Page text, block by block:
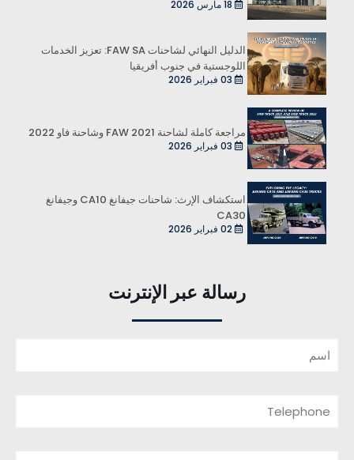
الدليل النهائي لشاحنات FAW SA: تعزيز الخدمات
اللوجستية في جنوب أفريقيا
مراجعة كاملة لشاحنة FAW 2021 وشاحنة فاو 2022
استكشاف الإرث: شاحنات جيفانغ CA10 وجيفانغ
CA30
رسالة عبر الإنترنت